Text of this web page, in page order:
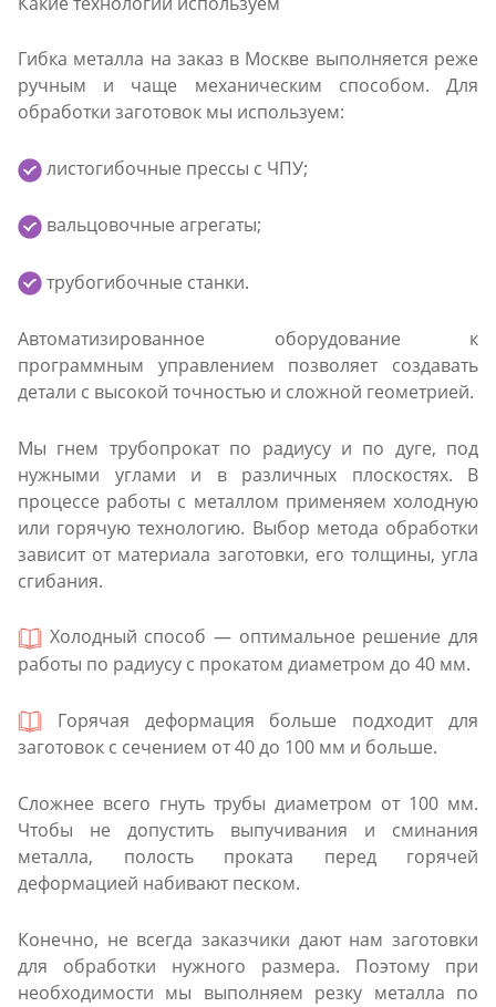
Гибка металла на заказ в Москве выполняется реже
ручным и чаще механическим способом. Для
обработки заготовок мы используем:
листогибочные прессы с ЧПУ;
вальцовочные агрегаты;
трубогибочные станки.
Автоматизированное оборудование к
программным управлением позволяет создавать
детали с высокой точностью и сложной геометрией.
Мы гнем трубопрокат по радиусу и по дуге, под
нужными углами и в различных плоскостях. В
процессе работы с металлом применяем холодную
или горячую технологию. Выбор метода обработки
зависит от материала заготовки, его толщины, угла
сгибания.
Холодный способ — оптимальное решение для
работы по радиусу с прокатом диаметром до 40 мм.
Горячая деформация больше подходит для
заготовок с сечением от 40 до 100 мм и больше.
Сложнее всего гнуть трубы диаметром от 100 мм.
Чтобы не допустить выпучивания и сминания
металла, полость проката перед горячей
деформацией набивают песком.
Конечно, не всегда заказчики дают нам заготовки
для обработки нужного размера. Поэтому при
необходимости мы выполняем резку металла по